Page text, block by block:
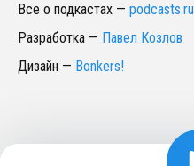
Все о подкастах — podcasts.ru
Разработка — Павел Козлов
Дизайн — Bonkers!